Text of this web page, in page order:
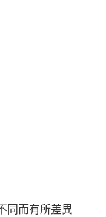
同而有所差異